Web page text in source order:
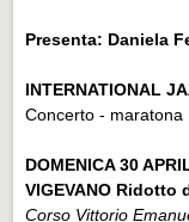
Presenta: Daniela
INTERNATIONAL
Concerto - maratona
DOMENICA 30
VIGEVANO Ridotto
Corso Vittorio